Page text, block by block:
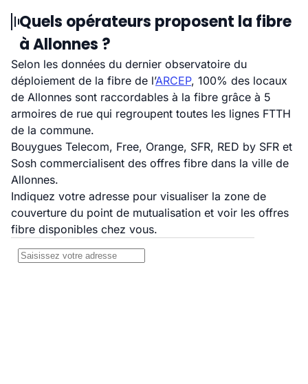
Quels opérateurs proposent la fibre
à Allonnes ?
Selon les données du dernier observatoire du
déploiement de la fibre de l’ARCEP, 100% des locaux
de Allonnes sont raccordables à la fibre grâce à 5
armoires de rue qui regroupent toutes les lignes FTTH
de la commune.
Bouygues Telecom, Free, Orange, SFR, RED by SFR et
Sosh commercialisent des offres fibre dans la ville de
Allonnes.
Indiquez votre adresse pour visualiser la zone de
couverture du point de mutualisation et voir les offres
fibre disponibles chez vous.